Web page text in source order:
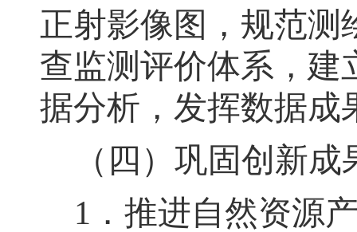
正射影像图，规范测
查监测评价体系 ， 建
据分析， 发挥数据成
（四）巩固创新成
1 ．推进自然资源